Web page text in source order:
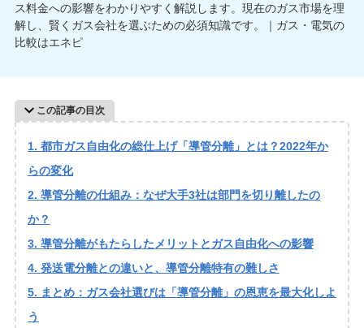
ス料金への影響をわかりやすく解説します。現在のガス市場を理
解し、賢くガス会社を選ぶための必須知識です。｜ガス・電気の
比較はエネピ
この記事の目次
都市ガス自由化の総仕上げ「導管分離」とは？2022年か
らの変化
導管分離の仕組み：なぜ大手3社は部門を切り離したの
か？
導管分離がもたらしたメリットとガス自由化への影響
発送電分離との違いと、導管分離特有の難しさ
まとめ：ガス会社選びは「導管分離」の恩恵を最大化しよ
う